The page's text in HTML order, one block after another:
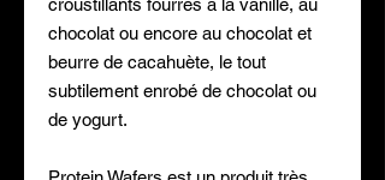
croustillants fourrés à la vanille, au
chocolat ou encore au chocolat et
beurre de cacahuète, le tout
subtilement enrobé de chocolat ou
de yogurt.